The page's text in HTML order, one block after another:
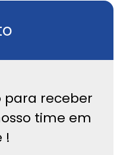
para receber
time em
!